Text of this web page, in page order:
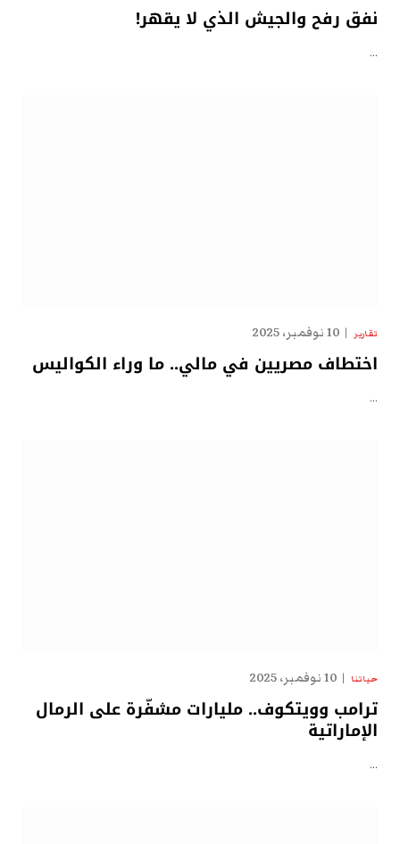
نفق رفح والجيش الذي لا يقهر!
…
تقارير 10 نوفمبر، 2025
اختطاف مصريين في مالي.. ما وراء الكواليس
…
حياتنا 10 نوفمبر، 2025
ترامب وويتكوف.. مليارات مشفّرة على الرمال
الإماراتية
…